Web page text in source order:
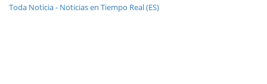
Toda Noticia - Noticias en Tiempo Real (ES)